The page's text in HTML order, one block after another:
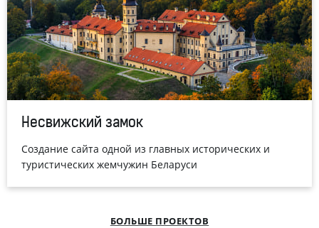
Несвижский замок
Создание сайта одной из главных исторических и
туристических жемчужин Беларуси
БОЛЬШЕ ПРОЕКТОВ